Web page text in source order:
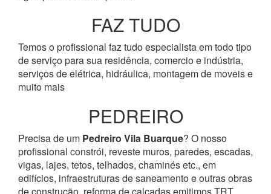
FAZ TUDO
Temos o profissional faz tudo especialista em todo tipo
de serviço para sua residência, comercio e indústria,
serviços de elétrica, hidráulica, montagem de moveis e
muito mais
PEDREIRO
Precisa de um Pedreiro Vila Buarque? O nosso
profissional constrói, reveste muros, paredes, escadas,
vigas, lajes, tetos, telhados, chaminés etc., em
edifícios, infraestruturas de saneamento e outras obras